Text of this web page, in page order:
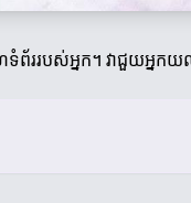
ររបស់អ្នក។ វាជួយអ្នក